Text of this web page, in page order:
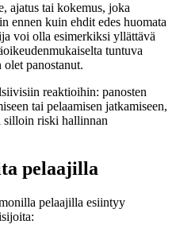
ajatus tai kokemus, joka
ennen kuin ehdit edes huomata
voi olla esimerkiksi yllättävä
tuntuva
panostanut.
reaktioihin: panosten
tai pelaamisen jatkamiseen,
silloin riski hallinnan
pelaajilla
pelaajilla esiintyy